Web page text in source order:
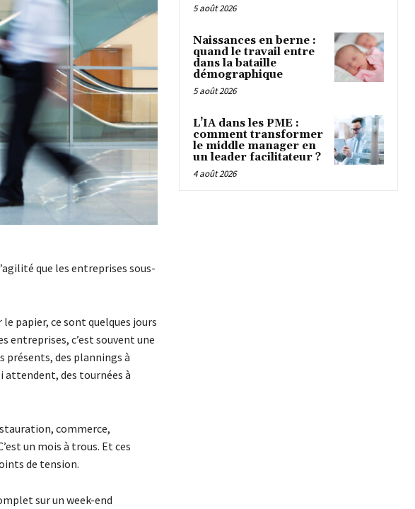
que les entreprises sous-
papier, ce sont quelques jours
entreprises, c’est souvent une
présents, des plannings à
attendent, des tournées à
commerce,
un mois à trous. Et ces
de tension.
sur un week-end
5 août 2026
Naissances en berne :
quand le travail entre
dans la bataille
démographique
5 août 2026
L’IA dans les PME :
comment transformer
le middle manager en
un leader facilitateur ?
4 août 2026